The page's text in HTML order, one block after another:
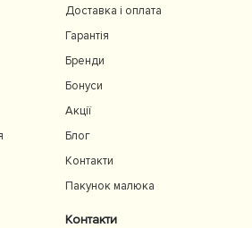
Доставка і оплата
Гарантія
Бренди
Бонуси
Акції
Блог
Контакти
Пакунок малюка
Контакти